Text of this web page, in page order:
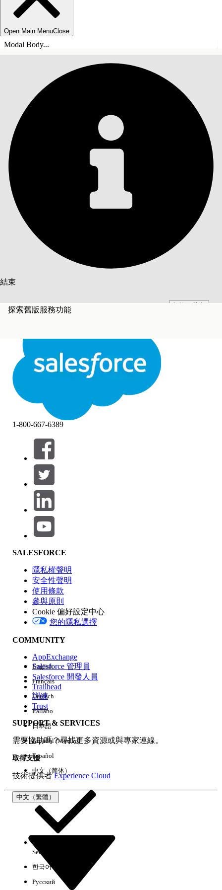
Open Main MenuClose
Modal Body...
結束
此文已使用 Salesforce 機器翻譯系統翻譯。更多詳細資料請參見
結束
探索舊版服務功能
目錄
篩選器 (0)
選取篩選
產品區域
功能影響
版本
經驗
1-800-667-6389
SALESFORCE
隱私權聲明
安全性聲明
使用條款
參與原則
Cookie 偏好設定中心
您的隱私選擇
COMMUNITY
AppExchange
Salesforce 管理員
Salesforce 開發人員
Trailhead
訓練
Trust
SUPPORT & SERVICES
需要協助嗎？尋找更多資源或與專家連線。
取得支援
技術提供者Experience Cloud
中文（繁體）
English
Français
Deutsch
Italiano
日本語
Español (México)
Español
中文（简体）
Select Org
한국어
Русский